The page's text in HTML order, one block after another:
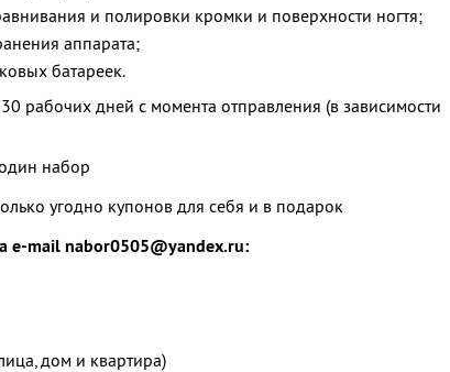
и полировки кромки и поверхности ногтя;
аппарата;
батареек.
рабочих дней с момента отправления (в зависимости
набор
угодно купонов для себя и в подарок
e-mail nabor0505@yandex.ru:
дом и квартира)